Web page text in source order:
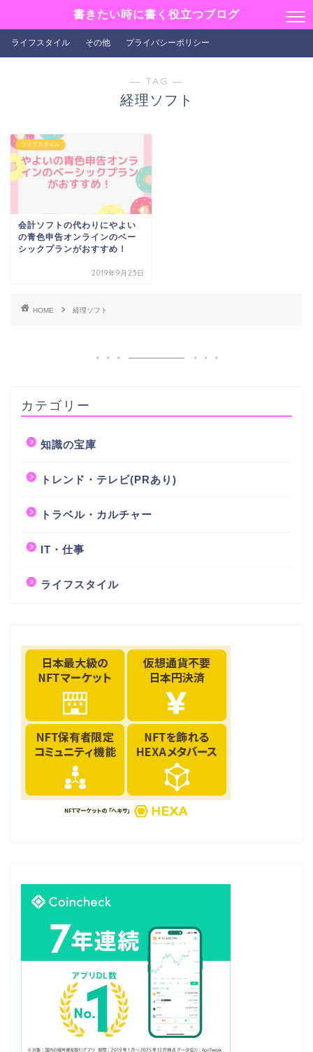
書きたい時に書く役立つブログ
ライフスタイル その他 プライバシーポリシー
― TAG ―
経理ソフト
ライフスタイル
会計ソフトの代わりにやよい
の青色申告オンラインのベー
シックプランがおすすめ！
2019年9月25日
HOME 経理ソフト
カテゴリー
知識の宝庫
トレンド・テレビ(PRあり)
トラベル・カルチャー
IT・仕事
ライフスタイル